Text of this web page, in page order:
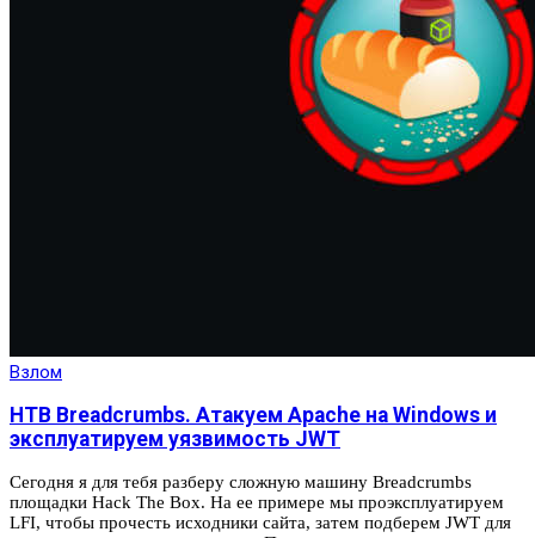
Взлом
HTB Breadcrumbs. Атакуем Apache на Windows и
эксплуатируем уязвимость JWT
Сегодня я для тебя разберу сложную машину Breadcrumbs
площадки Hack The Box. На ее примере мы проэксплуатируем
LFI, чтобы прочесть исходники сайта, затем подберем JWT для